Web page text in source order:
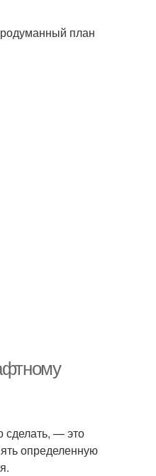
план
сделать, — это
определенную